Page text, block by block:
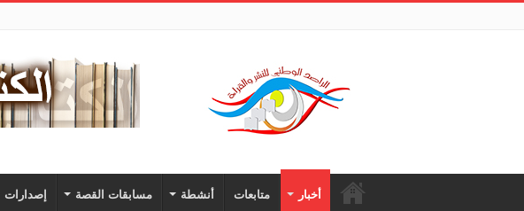
أخبار متابعات أنشطة مسابقات القصة إصدارات